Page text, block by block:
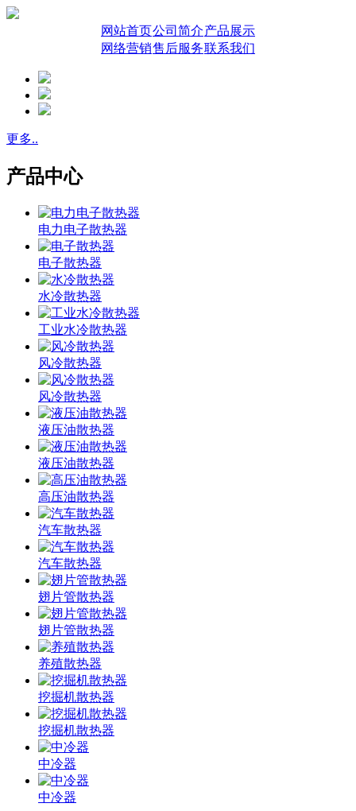
网站首页公司简介产品展示
网络营销售后服务联系我们
更多..
产品中心
电力电子散热器
电子散热器
水冷散热器
工业水冷散热器
风冷散热器
风冷散热器
液压油散热器
液压油散热器
高压油散热器
汽车散热器
汽车散热器
翅片管散热器
翅片管散热器
养殖散热器
挖掘机散热器
挖掘机散热器
中冷器
中冷器